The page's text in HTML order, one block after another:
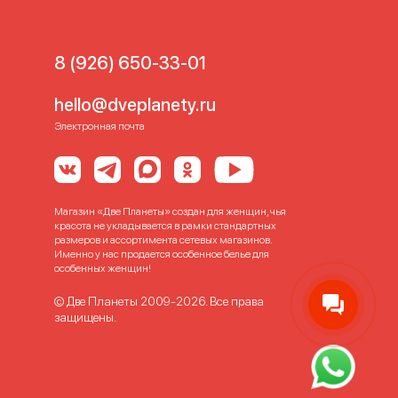
8 (926) 650-33-01
hello@dveplanety.ru
Электронная почта
Магазин «Две Планеты» создан для женщин, чья
красота не укладывается в рамки стандартных
размеров и ассортимента сетевых магазинов.
Именно у нас продается особенное белье для
особенных женщин!
© Две Планеты 2009-2026. Все права
защищены.